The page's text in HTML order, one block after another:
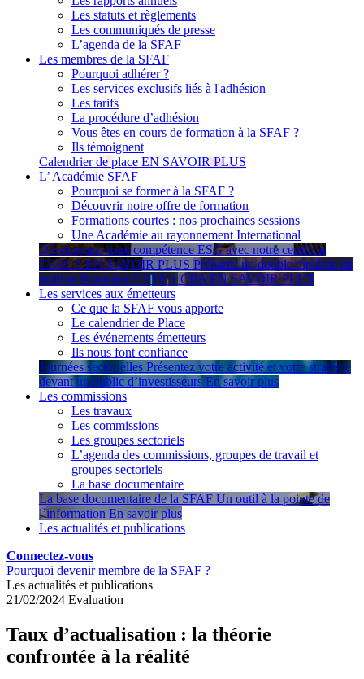
Les statuts et règlements
Les communiqués de presse
L’agenda de la SFAF
Les membres de la SFAF
Pourquoi adhérer ?
Les services exclusifs liés à l'adhésion
Les tarifs
La procédure d’adhésion
Vous êtes en cours de formation à la SFAF ?
Ils témoignent
Calendrier de place EN SAVOIR PLUS
L’ Académie SFAF
Pourquoi se former à la SFAF ?
Découvrir notre offre de formation
Formations courtes : nos prochaines sessions
Une Académie au rayonnement International
Développez votre compétence ESG avec notre certificat
CESGA EN SAVOIR PLUS Préparez un double diplôme en
analyse financière CEFA + CIIA EN SAVOIR PLUS
Les services aux émetteurs
Ce que la SFAF vous apporte
Le calendrier de Place
Les événements émetteurs
Ils nous font confiance
Journées sectorielles Présentez votre activité et votre stratégie
devant un public d’investisseurs En savoir plus
Les commissions
Les travaux
Les commissions
Les groupes sectoriels
L’agenda des commissions, groupes de travail et
groupes sectoriels
La base documentaire
La base documentaire de la SFAF Un outil à la pointe de
l’information En savoir plus
Les actualités et publications
Connectez-vous
Pourquoi devenir membre de la SFAF ?
Les actualités et publications
21/02/2024 Evaluation
Taux d’actualisation : la théorie
confrontée à la réalité